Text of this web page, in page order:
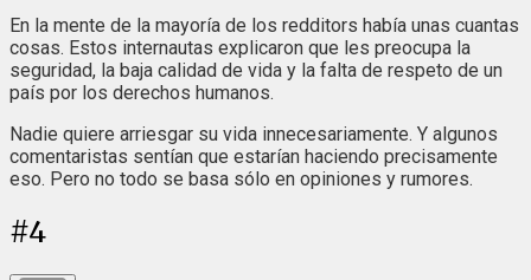
En la mente de la mayoría de los redditors había unas cuantas
cosas. Estos internautas explicaron que les preocupa la
seguridad, la baja calidad de vida y la falta de respeto de un
país por los derechos humanos.
Nadie quiere arriesgar su vida innecesariamente. Y algunos
comentaristas sentían que estarían haciendo precisamente
eso. Pero no todo se basa sólo en opiniones y rumores.
#4